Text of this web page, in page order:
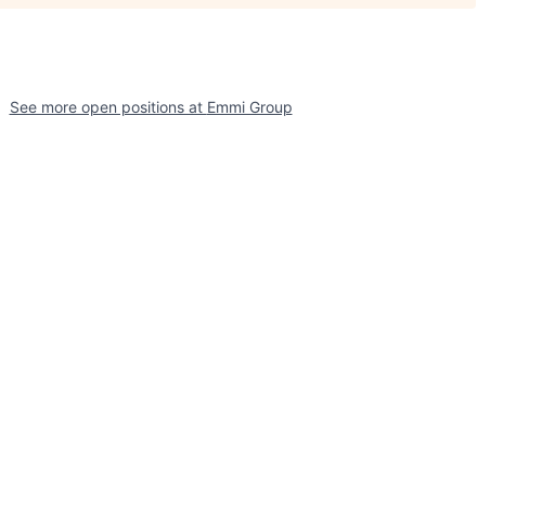
See more open positions at Emmi Group